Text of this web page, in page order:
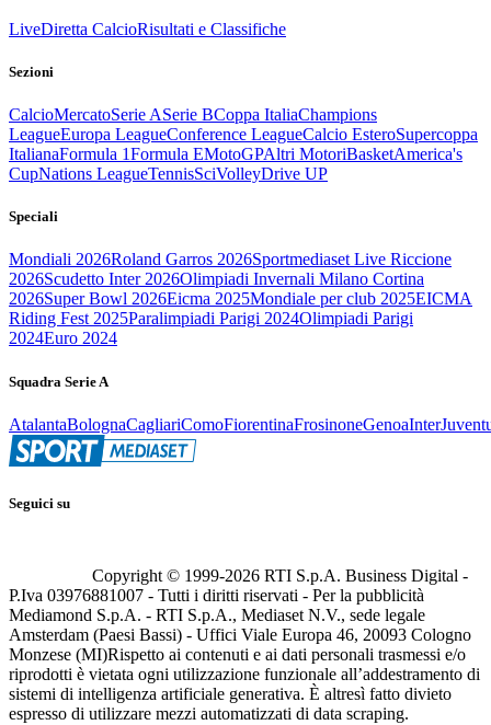
LiveDiretta CalcioRisultati e Classifiche
Sezioni
CalcioMercatoSerie ASerie BCoppa ItaliaChampions
LeagueEuropa LeagueConference LeagueCalcio EsteroSupercoppa
ItalianaFormula 1Formula EMotoGPAltri MotoriBasketAmerica's
CupNations LeagueTennisSciVolleyDrive UP
Speciali
Mondiali 2026Roland Garros 2026Sportmediaset Live Riccione
2026Scudetto Inter 2026Olimpiadi Invernali Milano Cortina
2026Super Bowl 2026Eicma 2025Mondiale per club 2025EICMA
Riding Fest 2025Paralimpiadi Parigi 2024Olimpiadi Parigi
2024Euro 2024
Squadra Serie A
AtalantaBolognaCagliariComoFiorentinaFrosinoneGenoaInter
Seguici su
Copyright © 1999-2026 RTI S.p.A. Business Digital -
P.Iva 03976881007 - Tutti i diritti riservati - Per la pubblicità
Mediamond S.p.A. - RTI S.p.A., Mediaset N.V., sede legale
Amsterdam (Paesi Bassi) - Uffici Viale Europa 46, 20093 Cologno
Monzese (MI)Rispetto ai contenuti e ai dati personali trasmessi e/o
riprodotti è vietata ogni utilizzazione funzionale all’addestramento di
sistemi di intelligenza artificiale generativa. È altresì fatto divieto
espresso di utilizzare mezzi automatizzati di data scraping.